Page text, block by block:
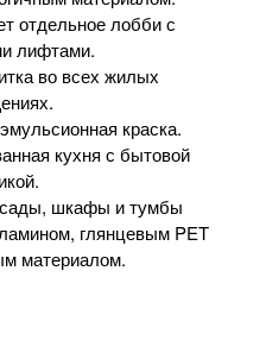
отдельное лобби с
лифтами.
во всех жилых
краска.
кухня с бытовой
шкафы и тумбы
глянцевым PET
материалом.